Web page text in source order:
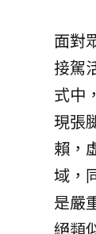
面對
接駕
式中
現張
賴，
域，
是嚴
絕類